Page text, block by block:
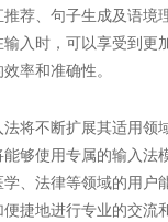
荐、句子生成及语境
入时，可以享受到更
率和准确性。
将不断扩展其适用领
够使用专属的输入法
、法律等领域的用户
捷地进行专业的交流